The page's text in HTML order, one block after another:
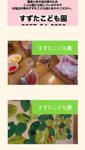
すずたこども園
すずたこども園